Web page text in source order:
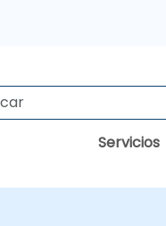
Servicios